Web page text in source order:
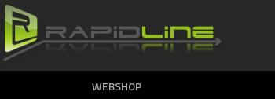
WEBSHOP